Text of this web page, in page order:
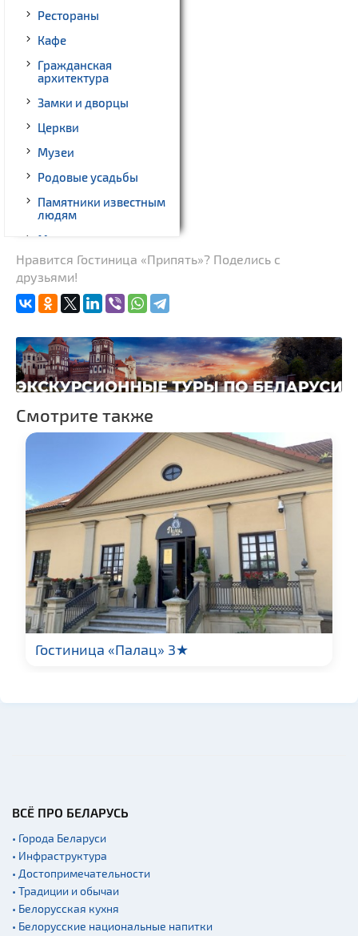
Рестораны
Кафе
Гражданская
архитектура
Замки и дворцы
Церкви
Музеи
Родовые усадьбы
Памятники известным
людям
Монастыри
Костелы
заказники
Нравится Гостиница «Припять»? Поделись с
друзьями!
Смотрите также
Гостиница «Палац» 3★
ВСЁ ПРО БЕЛАРУСЬ
• Города Беларуси
• Инфраструктура
• Достопримечательности
• Традиции и обычаи
• Белорусская кухня
• Белорусские национальные напитки